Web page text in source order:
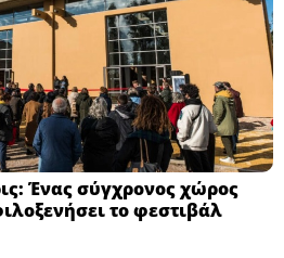
Ένας σύγχρονος χώρος
το φεστιβάλ